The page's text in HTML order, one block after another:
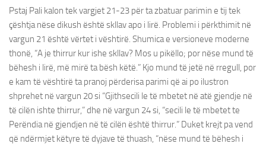
Pstaj Pali kalon tek vargjet 21-23 për ta zbatuar parimin e tij tek
çështja nëse dikush është skllav apo i lirë. Problemi i përkthimit në
vargun 21 është vërtet i vështirë. Shumica e versioneve moderne
thonë, “A je thirrur kur ishe skllav? Mos u pikëllo; por nëse mund të
bëhesh i lirë, më mirë ta bësh këtë.” Kjo mund të jetë në rregull, por
e kam të vështirë ta pranoj përderisa parimi që ai po ilustron
shprehet në vargun 20 si “Gjithsecili le të mbetet në atë gjendje në
të cilën ishte thirrur,” dhe në vargun 24 si, “secili le të mbetet te
Perëndia në gjendjen në të cilën është thirrur.” Duket krejt pa vend
që ndërmjet këtyre të dyjave të thuash, “nëse mund të bëhesh i